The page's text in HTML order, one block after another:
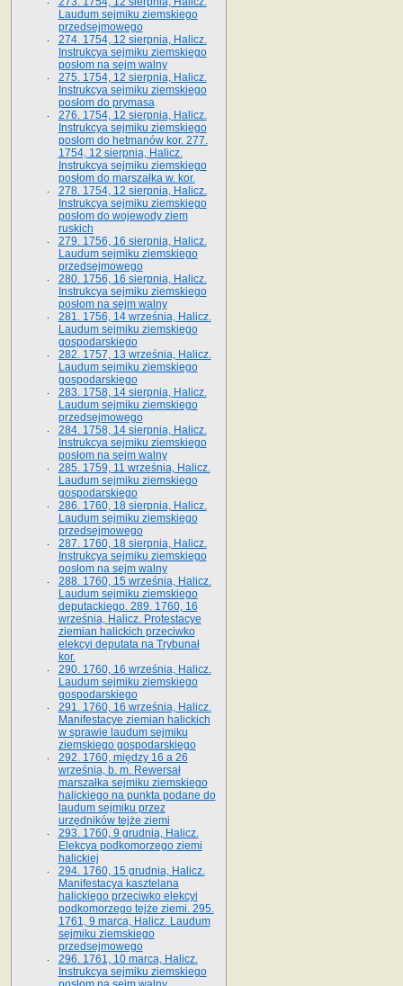
Laudum sejmiku ziemskiego
przedsejmowego
274. 1754, 12 sierpnia, Halicz.
Instrukcya sejmiku ziemskiego
posłom na sejm walny
275. 1754, 12 sierpnia, Halicz.
Instrukcya sejmiku ziemskiego
posłom do prymasa
276. 1754, 12 sierpnia, Halicz.
Instrukcya sejmiku ziemskiego
posłom do hetmanów kor. 277.
1754, 12 sierpnia, Halicz.
Instrukcya sejmiku ziemskiego
posłom do marszałka w. kor.
278. 1754, 12 sierpnia, Halicz.
Instrukcya sejmiku ziemskiego
posłom do wojewody ziem
ruskich
279. 1756, 16 sierpnia, Halicz.
Laudum sejmiku ziemskiego
przedsejmowego
280. 1756, 16 sierpnia, Halicz.
Instrukcya sejmiku ziemskiego
posłom na sejm walny
281. 1756, 14 września, Halicz.
Laudum sejmiku ziemskiego
gospodarskiego
282. 1757, 13 września, Halicz.
Laudum sejmiku ziemskiego
gospodarskiego
283. 1758, 14 sierpnia, Halicz.
Laudum sejmiku ziemskiego
przedsejmowego
284. 1758, 14 sierpnia, Halicz.
Instrukcya sejmiku ziemskiego
posłom na sejm walny
285. 1759, 11 września, Halicz.
Laudum sejmiku ziemskiego
gospodarskiego
286. 1760, 18 sierpnia, Halicz.
Laudum sejmiku ziemskiego
przedsejmowego
287. 1760, 18 sierpnia, Halicz.
Instrukcya sejmiku ziemskiego
posłom na sejm walny
288. 1760, 15 września, Halicz.
Laudum sejmiku ziemskiego
deputackiego. 289. 1760, 16
września, Halicz. Protestacye
ziemian halickich przeciwko
elekcyi deputata na Trybunał
kor.
290. 1760, 16 września, Halicz.
Laudum sejmiku ziemskiego
gospodarskiego
291. 1760, 16 września, Halicz.
Manifestacye ziemian halickich
w sprawie laudum sejmiku
ziemskiego gospodarskiego
292. 1760, między 16 a 26
września, b. m. Rewersał
marszałka sejmiku ziemskiego
halickiego na punkta podane do
laudum sejmiku przez
urzędników tejże ziemi
293. 1760, 9 grudnia, Halicz.
Elekcya podkomorzego ziemi
halickiej
294. 1760, 15 grudnia, Halicz.
Manifestacya kasztelana
halickiego przeciwko elekcyi
podkomorzego tejże ziemi. 295.
1761, 9 marca, Halicz. Laudum
sejmiku ziemskiego
przedsejmowego
296. 1761, 10 marca, Halicz.
Instrukcya sejmiku ziemskiego